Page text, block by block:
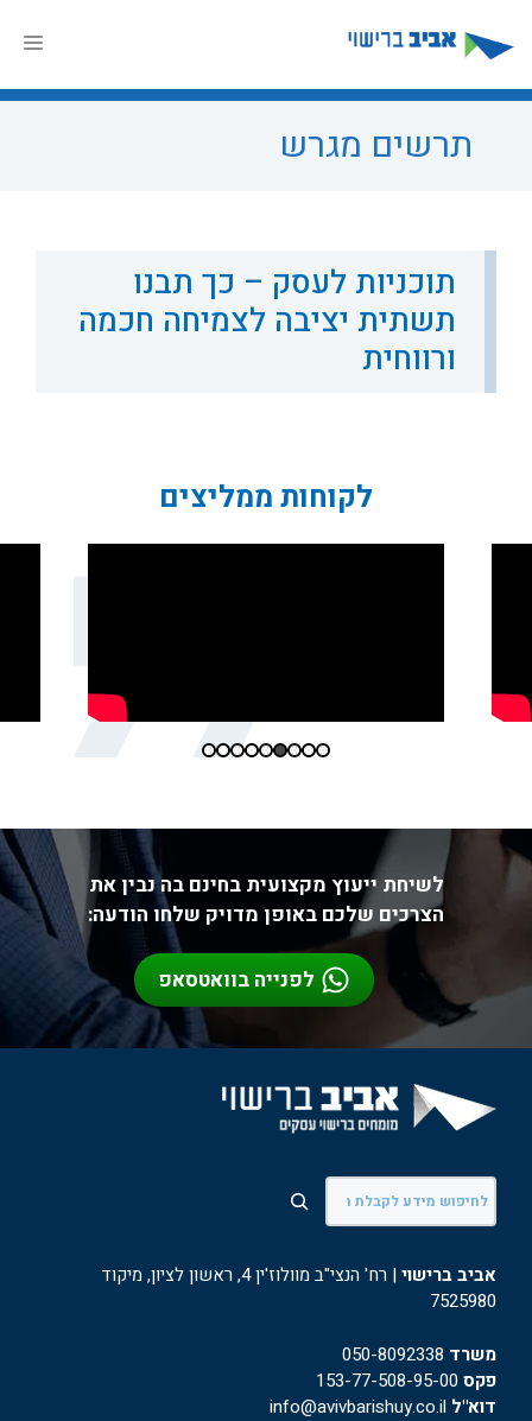
לתוכן
תרשים מגרש
תוכניות לעסק – כך תבנו
תשתית יציבה לצמיחה חכמה
ורווחית
לקוחות ממליצים
לשיחת ייעוץ מקצועית בחינם בה נבין את
הצרכים שלכם באופן מדויק שלחו הודעה:
לפנייה בוואטסאפ
חיפוש
אביב ברישוי
| רח' הנצי"ב מוולוז'ין 4, ראשון לציון, מיקוד
7525980
משרד 050-8092338
פקס
דוא"ל